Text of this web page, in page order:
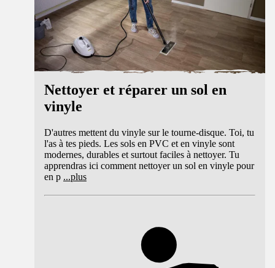
Nettoyer et réparer un sol en
vinyle
D'autres mettent du vinyle sur le tourne-disque. Toi, tu
l'as à tes pieds. Les sols en PVC et en vinyle sont
modernes, durables et surtout faciles à nettoyer. Tu
apprendras ici comment nettoyer un sol en vinyle pour
en p ...plus